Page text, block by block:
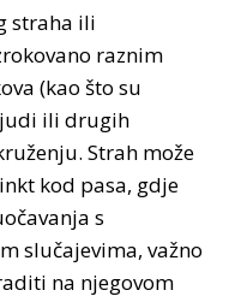
straha ili
raznim
(kao što su
ili drugih
Strah može
kod pasa, gdje
s
slučajevima, važno
na njegovom